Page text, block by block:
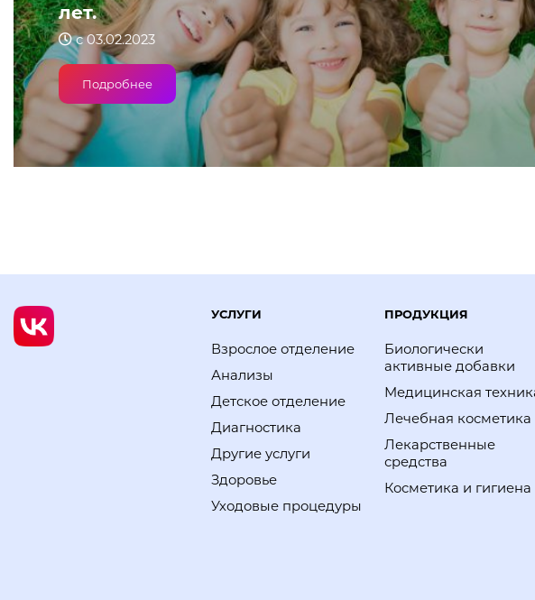
лет.
с 03.02.2023
Подробнее
УСЛУГИ
Взрослое отделение
Анализы
Детское отделение
Диагностика
Другие услуги
Здоровье
Уходовые процедуры
ПРОДУКЦИЯ
Биологически
активные добавки
Медицинская
Лечебная косметика
Лекарственные
средства
Косметика и гигиена